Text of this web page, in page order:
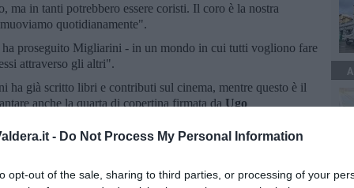
- Do Not Process My Personal Information
opt-out of the sale, sharing to third parties, or processing of your
ma in tanti potrebbero essere coristi. Il coro è la nostra
quotidianamente".
proseguito Migliarini - in un mondo in cui tutti vogliono fare
attraverso gli altri".
ha già scritto libri e contributi sul cinema, mentre questo è il
anche la quarta di copertina firmata da Ugo
italiano, vincitore di ben sei David di Donatello.
il libro con una sua riflessione, ma anche tanti altri
- ha concluso - da
ePaolo Migone, attore comico che non ha certo bisogno di